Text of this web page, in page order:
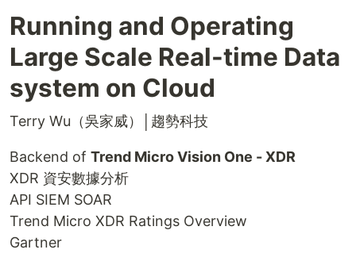
Running and Operating
Large Scale Real-time Data
system on Cloud
Terry Wu（吳家威）│趨勢科技
Backend of Trend Micro Vision One - XDR
XDR 資安數據分析
API SIEM SOAR
Trend Micro XDR Ratings Overview
Gartner